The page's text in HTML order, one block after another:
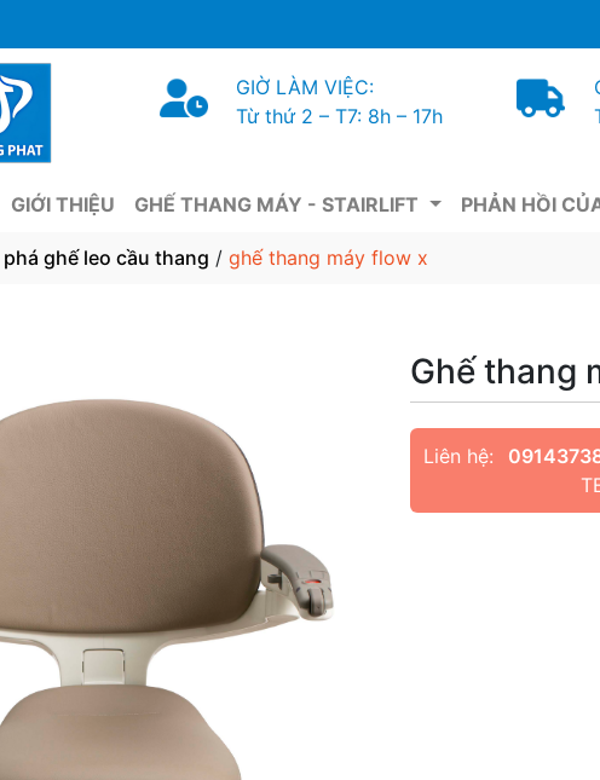
GIỜ LÀM VIỆC:
Từ thứ 2 – T7: 8h – 17h
GIỚI THIỆU GHẾ THANG MÁY - STAIRLIFT PHẢN HỒI
phá ghế leo cầu thang / ghế thang máy flow x
Ghế thang
Liên hệ: